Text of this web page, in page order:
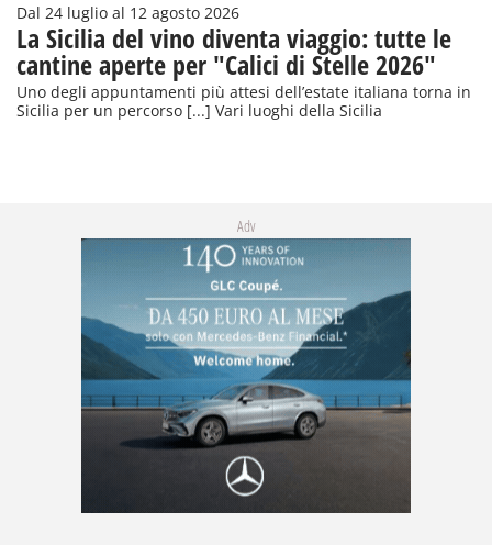
Dal 24 luglio al 12 agosto 2026
La Sicilia del vino diventa viaggio: tutte le
cantine aperte per "Calici di Stelle 2026"
Uno degli appuntamenti più attesi dell’estate italiana torna in
Sicilia per un percorso [...] Vari luoghi della Sicilia
Adv